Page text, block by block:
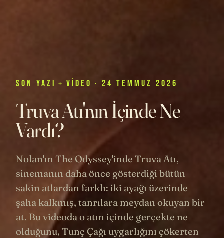
SON YAZI + VIDEO · 24 TEMMUZ 2026
Truva Atı'nın İçinde Ne
Vardı?
Nolan'ın The Odyssey'inde Truva Atı,
sinemanın daha önce gösterdiği bütün
sakin atlardan farklı: iki ayağı üzerinde
şaha kalkmış, tanrılara meydan okuyan bir
at. Bu videoda o atın içinde gerçekte ne
olduğunu, Tunç Çağı uygarlığını çökerten